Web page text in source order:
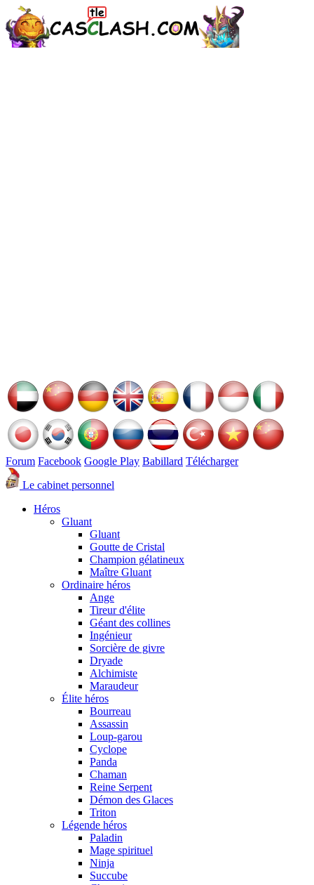
Forum Facebook Google Play Babillard Télécharger
Le cabinet personnel
Héros
Gluant
Gluant
Goutte de Cristal
Champion gélatineux
Maître Gluant
Ordinaire héros
Ange
Tireur d'élite
Géant des collines
Ingénieur
Sorcière de givre
Dryade
Alchimiste
Maraudeur
Élite héros
Bourreau
Assassin
Loup-garou
Cyclope
Panda
Chaman
Reine Serpent
Démon des Glaces
Triton
Légende héros
Paladin
Mage spirituel
Ninja
Succube